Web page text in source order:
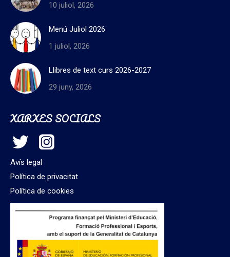
10 juliol, 2026
Menú Juliol 2026
1 juliol, 2026
Llibres de text curs 2026-2027
29 juny, 2026
XARXES SOCIALS
Avís legal
Política de privacitat
Política de cookies